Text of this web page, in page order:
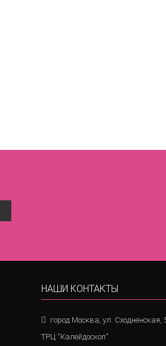
НАШИ КОНТАКТЫ
город Москва, ул. Сходненская,
ТРЦ “Калейдоскоп”